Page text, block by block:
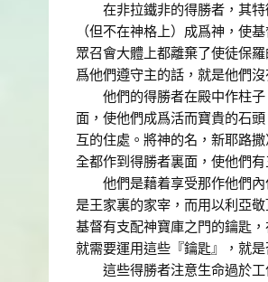
在非拉鐵非的得勝者，其特
（但不在神格上）成爲神，使
眾召會大體上都離棄了使徒保
爲他們遵守主的話，就是他們
他們的得勝者在殿中作柱子
面，使他們成爲活而寶貴的石
互的住處。將神的名，新耶路
全都作到得勝者裏面，使他們
他們是藉着享受那作他們內
是王家裏的家宰，而用以利亞
基督有支配神寶庫之門的鑰匙
就需要運用這些『鑰匙』，就
這些得勝者注意生命過於工